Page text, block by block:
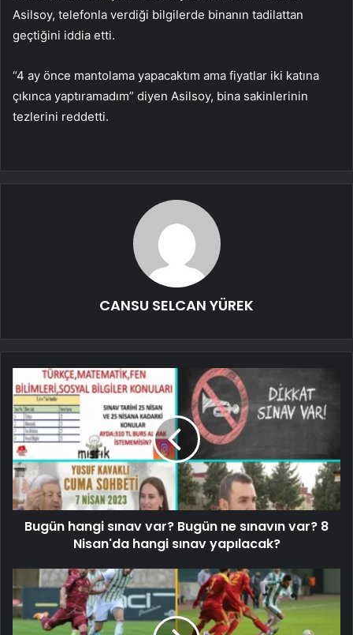
Asilsoy, telefonla verdiği bilgilerde binanın tadilattan
geçtiğini iddia etti.
“4 ay önce mantolama yapacaktım ama fiyatlar iki katına
çıkınca yaptıramadım” diyen Asilsoy, bina sakinlerinin
tezlerini reddetti.
CANSU SELCAN YÜREK
Bugün hangi sınav var? Bugün ne sınavın var? 8
Nisan'da hangi sınav yapılacak?